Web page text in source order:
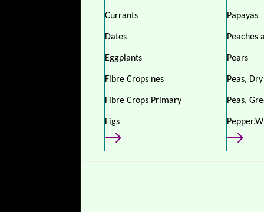
Currants
Dates
Eggplants
Fibre Crops nes
Fibre Crops Primary
Figs
→
Papayas
Peaches
Pears
Peas, Dry
Peas,
→